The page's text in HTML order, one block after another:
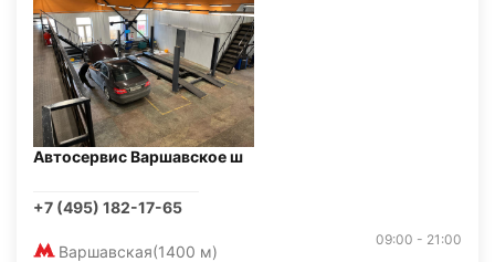
Автосервис Варшавское ш
+7 (495) 182-17-65
Варшавская(1400 м)
09:00 - 21:00